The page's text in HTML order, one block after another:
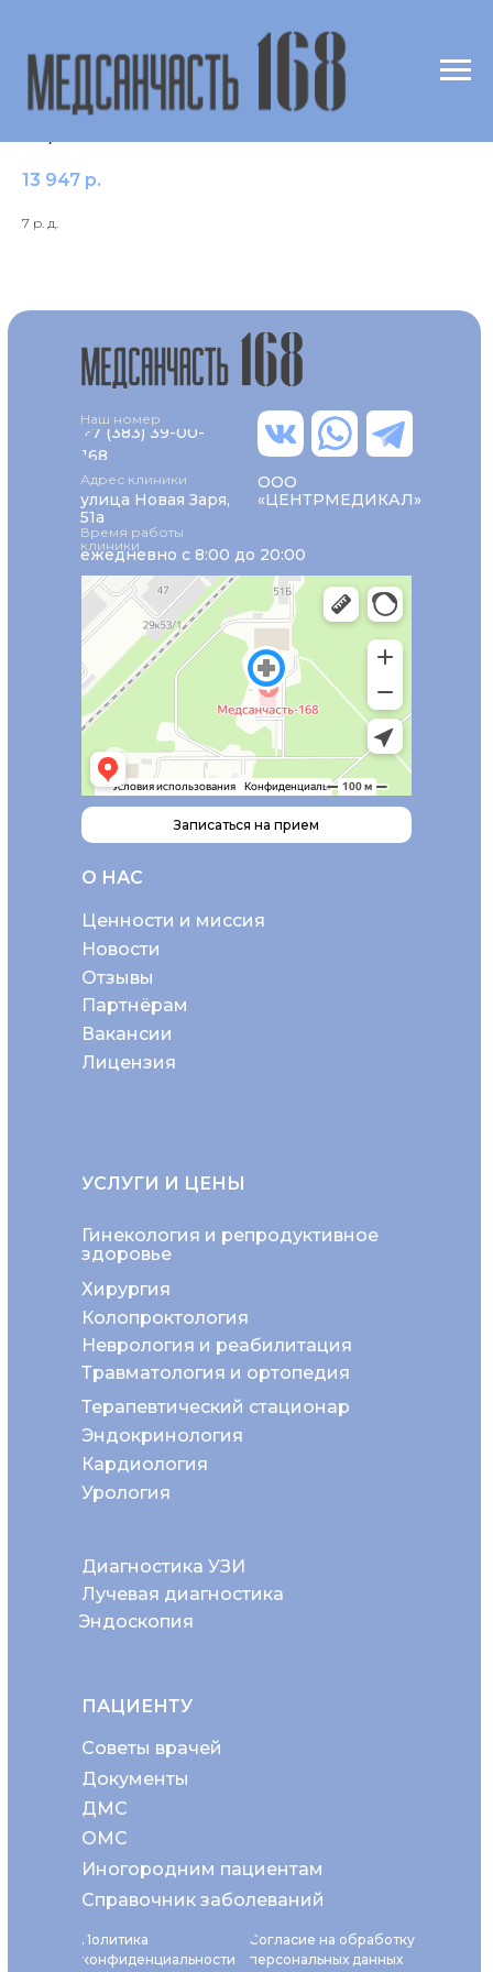
Жирные кислоты (31 показатель; метод
13 947 р.
7 р. д.
О НАС
Политика
конфиденциальности
Согласие на обработку
персональных данных
Ценности и миссия
Новости
+7 (383) 39-00-
168
Отзывы
Партнёрам
Вакансии
Лицензия
Неврология и реабилитация
Колопроктология
Хирургия
Гинекология и репродуктивное
здоровье
Диагностика УЗИ
Эндоскопия
Травматология и ортопедия
Эндокринология
Терапевтический стационар
Кардиология
Урология
Лучевая диагностика
УСЛУГИ И ЦЕНЫ
ПАЦИЕНТУ
Советы врачей
ОМС
Документы
ДМС
Иногородним пациентам
Справочник заболеваний
Наш номер
ежедневно с 8:00 до 20:00
Время работы
клиники
Адрес клиники
улица Новая Заря,
51а
ООО
«ЦЕНТРМЕДИКАЛ»
Записаться на прием